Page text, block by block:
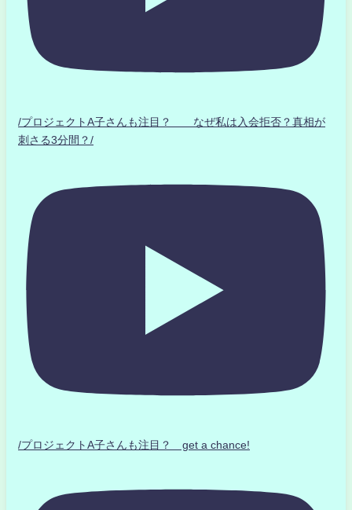
/プロジェクトA子さんも注目？ なぜ私は入会拒否？真相が
刺さる3分間？/
/プロジェクトA子さんも注目？ get a chance!